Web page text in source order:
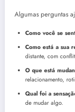
Algumas perguntas
Como você se
Como está a sua
distante, com
O que está
relacionamento,
Qual foi a
de mudar algo.